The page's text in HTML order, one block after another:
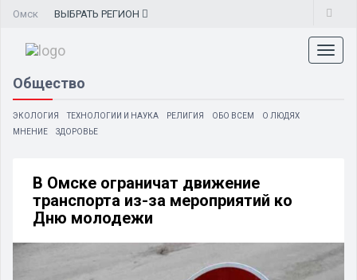
Омск ВЫБРАТЬ РЕГИОН
Общество
ЭКОЛОГИЯ ТЕХНОЛОГИИ И НАУКА РЕЛИГИЯ ОБО ВСЕМ
О ЛЮДЯХ
МНЕНИЕ
ЗДОРОВЬЕ
В Омске ограничат движение
транспорта из-за мероприятий ко
Дню молодежи